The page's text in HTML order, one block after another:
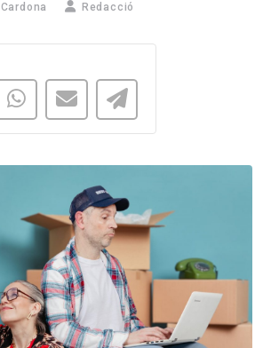
Cardona Redacció